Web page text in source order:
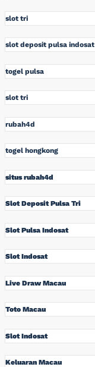
slot tri
slot deposit pulsa indosat
togel pulsa
slot tri
rubah4d
togel hongkong
situs rubah4d
Slot Deposit Pulsa Tri
Slot Pulsa Indosat
Slot Indosat
Live Draw Macau
Toto Macau
Slot Indosat
Keluaran Macau